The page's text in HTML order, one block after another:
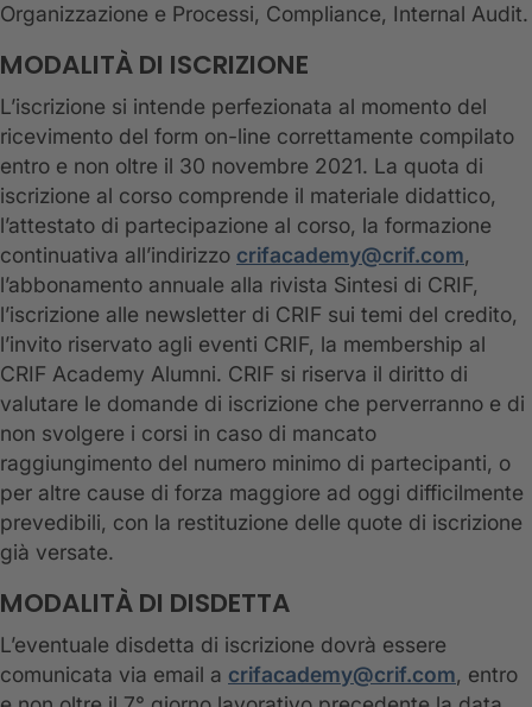
Organizzazione e Processi, Compliance, Internal Audit.
MODALITÀ DI ISCRIZIONE
L’iscrizione si intende perfezionata al momento del
ricevimento del form on-line correttamente compilato
entro e non oltre il 30 novembre 2021. La quota di
iscrizione al corso comprende il materiale didattico,
l’attestato di partecipazione al corso, la formazione
continuativa all’indirizzo crifacademy@crif.com,
l’abbonamento annuale alla rivista Sintesi di CRIF,
l’iscrizione alle newsletter di CRIF sui temi del credito,
l’invito riservato agli eventi CRIF, la membership al
CRIF Academy Alumni. CRIF si riserva il diritto di
valutare le domande di iscrizione che perverranno e di
non svolgere i corsi in caso di mancato
raggiungimento del numero minimo di partecipanti, o
per altre cause di forza maggiore ad oggi difficilmente
prevedibili, con la restituzione delle quote di iscrizione
già versate.
MODALITÀ DI DISDETTA
L’eventuale disdetta di iscrizione dovrà essere
comunicata via email a crifacademy@crif.com, entro